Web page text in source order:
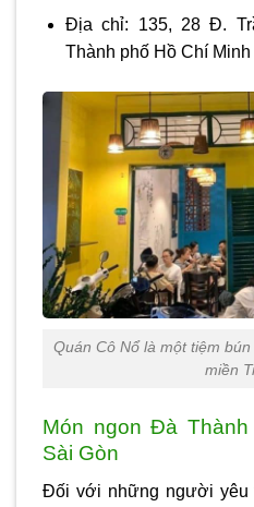
Địa chỉ: 135, 28 Đ.
Thành phố Hồ Chí Minh
Quán Cô Nổ là một tiệm
miền
Món ngon Đà
Sài Gòn
Đối với những người yêu